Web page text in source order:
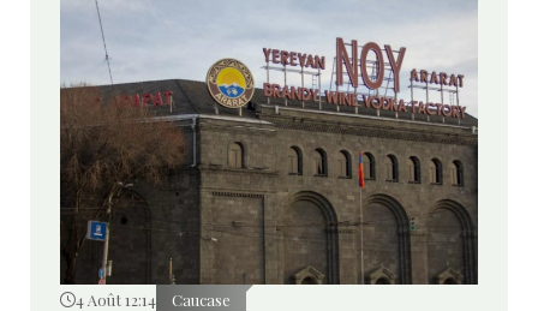
4 Août 12:14 Caucase